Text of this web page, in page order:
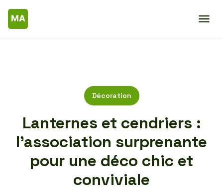
Décoration
Lanternes et cendriers :
l’association surprenante
pour une déco chic et
conviviale